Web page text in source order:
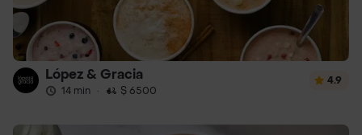
López & Gracia
14 min · $ 6500
4.9